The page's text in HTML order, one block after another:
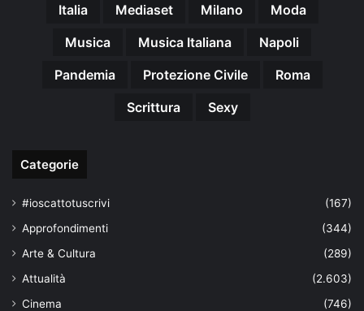
Italia
Mediaset Milano
Moda
Musica
Musica Italiana
Napoli
Pandemia
Protezione Civile
Roma
Scrittura
Sexy
Categorie
#ioscattotuscrivi
(167)
Approfondimenti
(344)
Arte & Cultura
(289)
Attualità
(2.603)
Cinema
(746)